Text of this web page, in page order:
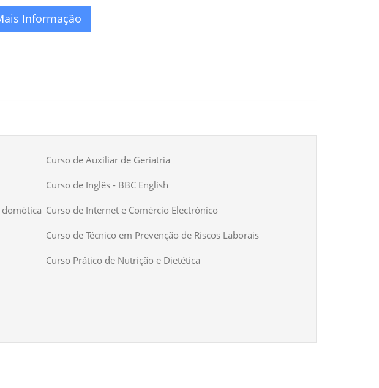
Informação
Curso de Auxiliar de Geriatria
Curso de Inglês - BBC English
domótica Curso de Internet e Comércio Electrónico
Curso de Técnico em Prevenção de Riscos Laborais
Curso Prático de Nutrição e Dietética